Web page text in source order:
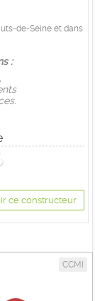
de-Seine et dans
:
ce constructeur
CCMI